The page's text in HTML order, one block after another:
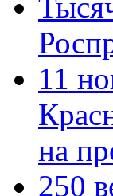
11
на
250